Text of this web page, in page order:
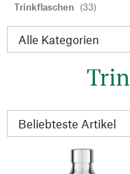
Trinkflaschen (33)